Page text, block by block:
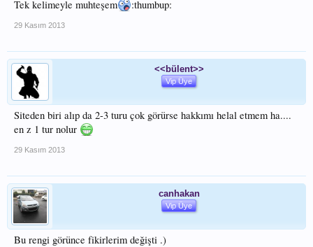
Tek kelimeyle muhteşem :thumbup:
29 Kasım 2013
<<bülent>>
Vip Üye
Siteden biri alıp da 2-3 turu çok görürse hakkımı helal etmem ha....
en z 1 tur nolur
29 Kasım 2013
canhakan
Vip Üye
Bu rengi görünce fikirlerim değişti .)